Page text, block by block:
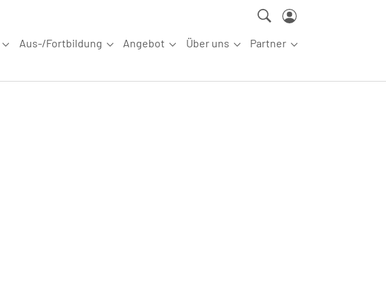
Submenu for "Wettkampfsport"
Aus-/Fortbildung
Submenu for "Aus-/Fortbildung"
Angebot
Submenu for "Angebot"
Über uns
Submenu for "Über uns"
Partner
Submenu for